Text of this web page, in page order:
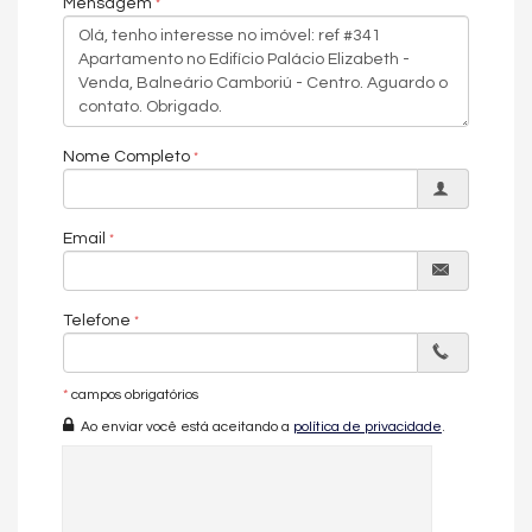
cozinha funcional
praticidade à rotina. O imóvel também conta com
de infraestrutura completa para climatização e aquecimento.
Os acabamentos reforçam o padrão de qualidade,
porcelanato, rebaixamento em gesso e fechadura digital
Características do
apartamento
• 4 suítes
• Sala de estar e sala de jantar
• Sacada com churrasqueira
• Cozinha
Mensagem
Nome Completo
Email
Telefone
* campos obrigatórios
Ao enviar você está aceitando a política de privacidade